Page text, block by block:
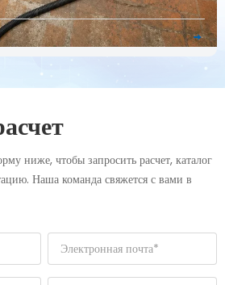
Machine Gains Positive
ниже, чтобы запросить расчет, каталог
Наша команда свяжется с вами в